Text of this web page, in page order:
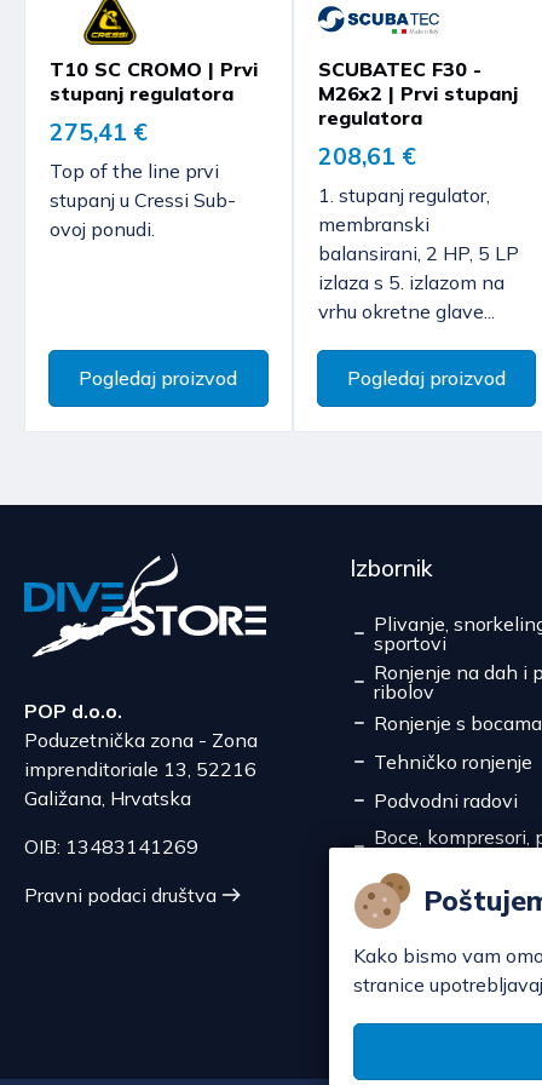
Kako bismo vam
stranice
T10 SC CROMO | Prvi
stupanj regulatora
275,41 €
Top of the line prvi
stupanj u Cressi Sub-
ovoj ponudi.
Pogledaj proizvod
SCUBATEC F30 -
M26x2 | Prvi stupanj
regulatora
208,61 €
1. stupanj regulator,
membranski
balansirani, 2 HP, 5 LP
izlaza s 5. izlazom na
vrhu okretne glave...
Pogledaj proizvod
POP d.o.o.
Poduzetnička zona - Zona
imprenditoriale 13, 52216
Galižana, Hrvatska
OIB: 13483141269
Pravni podaci društva
Izbornik
Plivanje,
sportovi
Ronjenje na dah i
ribolov
Ronjenje s bocama
Tehničko ronjenje
Podvodni radovi
Boce, kompresori,
Servis
Akcije